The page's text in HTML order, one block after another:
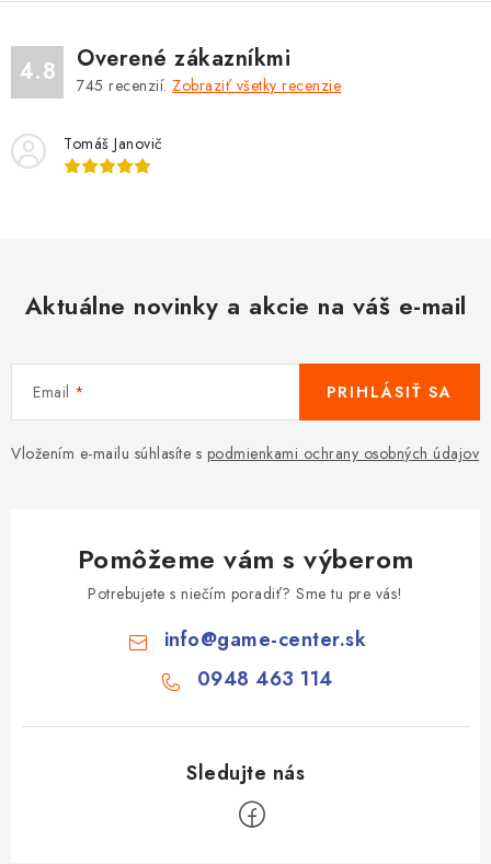
4.8 Overené zákazníkmi
745 recenzií. Zobraziť všetky recenzie
Tomáš Janovič
Aktuálne novinky a akcie na váš e-mail
Email
Vložením e-mailu súhlasíte s podmienkami ochrany osobných údajov
PRIHLÁSIŤ SA
Pomôžeme vám s výberom
Potrebujete s niečím poradiť? Sme tu pre vás!
info@game-center.sk
0948 463 114